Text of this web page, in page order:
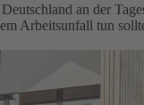
an der
Arbeitsunfall tun